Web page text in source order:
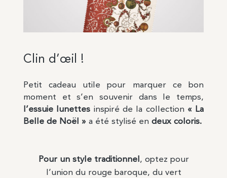
Clin d’œil !
Petit cadeau utile pour marquer ce bon
moment et s’en souvenir dans le temps,
l’essuie lunettes inspiré de la collection « La
Belle de Noël » a été stylisé en deux coloris.
Pour un style traditionnel , optez pour
l’union du rouge baroque, du vert